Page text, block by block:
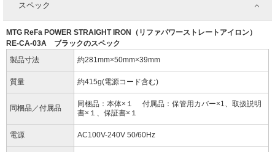
スペック
MTG ReFa POWER STRAIGHT IRON（リファパワーストレートアイロン）
RE-CA-03A ブラックのスペック
製品寸法
約281mm×50mm×39mm
質量 約415g(電源コード含む)
同梱品／付属品
同梱品：本体×１ 付属品：保管用カバー×1、取扱説明
書×１、保証書×１
電源 AC100V-240V 50/60Hz